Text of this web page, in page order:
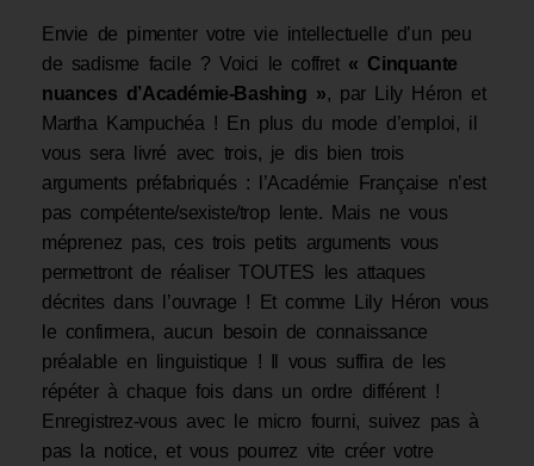
Envie de pimenter votre vie intellectuelle d’un peu
de sadisme facile ? Voici le coffret « Cinquante
nuances d’Académie-Bashing », par Lily Héron et
Martha Kampuchéa ! En plus du mode d’emploi, il
vous sera livré avec trois, je dis bien trois
arguments préfabriqués : l’Académie Française n’est
pas compétente/sexiste/trop lente. Mais ne vous
méprenez pas, ces trois petits arguments vous
permettront de réaliser TOUTES les attaques
décrites dans l’ouvrage ! Et comme Lily Héron vous
le confirmera, aucun besoin de connaissance
préalable en linguistique ! Il vous suffira de les
répéter à chaque fois dans un ordre différent !
Enregistrez-vous avec le micro fourni, suivez pas à
pas la notice, et vous pourrez vite créer votre